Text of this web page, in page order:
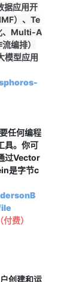
据应用开
）、Te
、Multi-A
编排）
模型应用
任何编程
具。你可
过Vector
是字节c
（付费）
创建和运